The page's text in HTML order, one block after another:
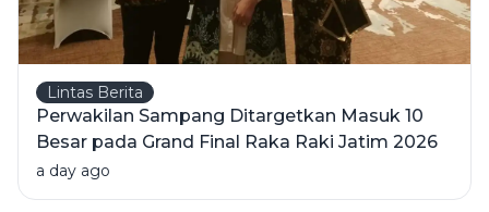
Lintas Berita
Perwakilan Sampang Ditargetkan Masuk 10
Besar pada Grand Final Raka Raki Jatim 2026
a day ago